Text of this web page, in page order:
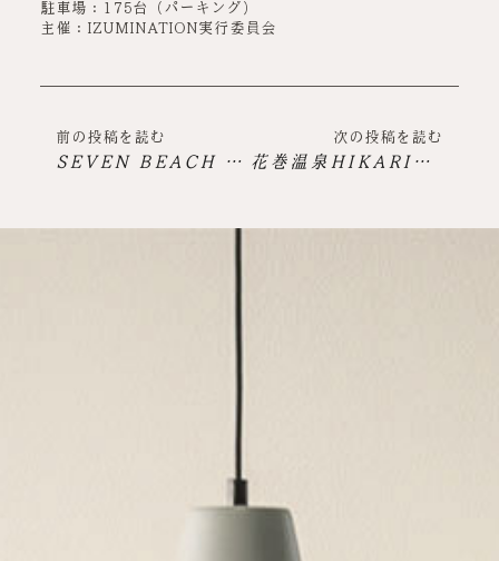
駐車場：175台（パーキング）
主催：IZUMINATION実行委員会
前の投稿を読む
SEVEN BEACH Light Up FES 2022開催のお知らせ
次の投稿を読む
花巻温泉HIKARIストリート通年開催のお知らせ